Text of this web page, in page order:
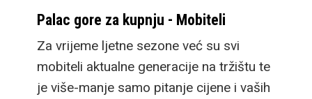
Palac gore za kupnju - Mobiteli
Za vrijeme ljetne sezone već su svi
mobiteli aktualne generacije na tržištu te
je više-manje samo pitanje cijene i vaših